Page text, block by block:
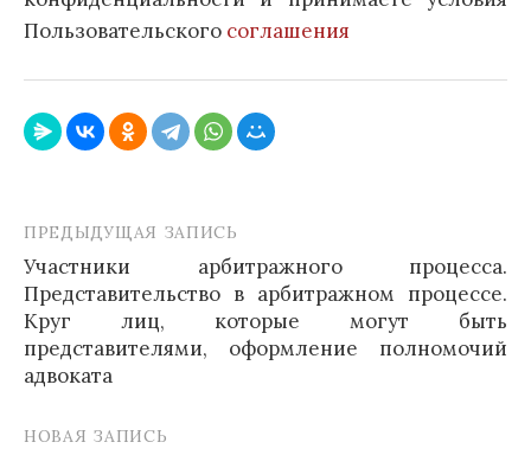
Пользовательского соглашения
Навигация
по
записям
ПРЕДЫДУЩАЯ ЗАПИСЬ
Участники арбитражного процесса.
Представительство в арбитражном процессе.
Круг лиц, которые могут быть
представителями, оформление полномочий
адвоката
НОВАЯ ЗАПИСЬ